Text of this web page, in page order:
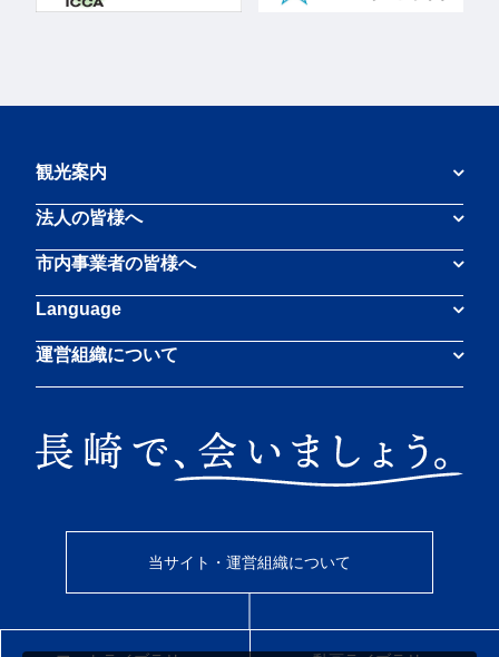
観光案内
法人の皆様へ
市内事業者の皆様へ
Language
運営組織について
当サイト・運営組織について